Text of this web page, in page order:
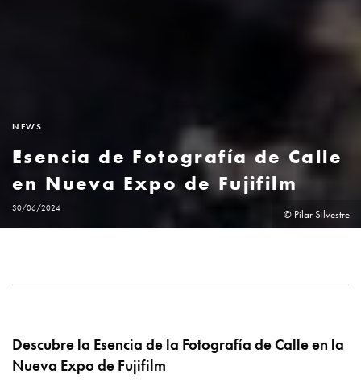
NEWS
Esencia de Fotografía de Calle
en Nueva Expo de Fujifilm
30/06/2024 © Pilar Silvestre
Descubre la Esencia de la Fotografía de Calle en la
Nueva Expo de Fujifilm